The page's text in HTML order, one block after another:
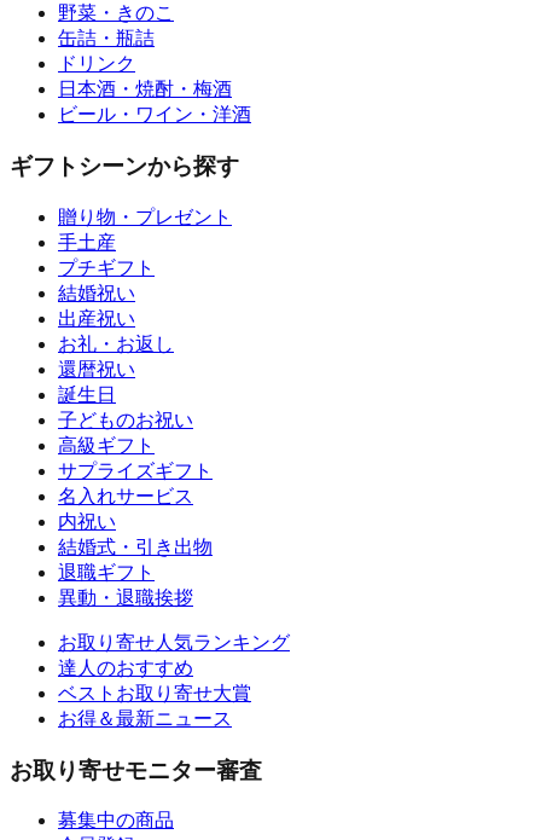
野菜・きのこ
缶詰・瓶詰
ドリンク
日本酒・焼酎・梅酒
ビール・ワイン・洋酒
ギフトシーンから探す
贈り物・プレゼント
手土産
プチギフト
結婚祝い
出産祝い
お礼・お返し
還暦祝い
誕生日
子どものお祝い
高級ギフト
サプライズギフト
名入れサービス
内祝い
結婚式・引き出物
退職ギフト
異動・退職挨拶
お取り寄せ人気ランキング
達人のおすすめ
ベストお取り寄せ大賞
お得＆最新ニュース
お取り寄せモニター審査
募集中の商品